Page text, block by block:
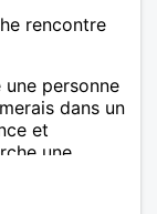
rencontre
personne
dans un
et
une
aime la